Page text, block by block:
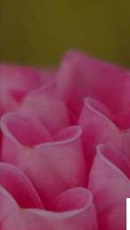
ン
ツ
へ
ス
キ
ッ
プ